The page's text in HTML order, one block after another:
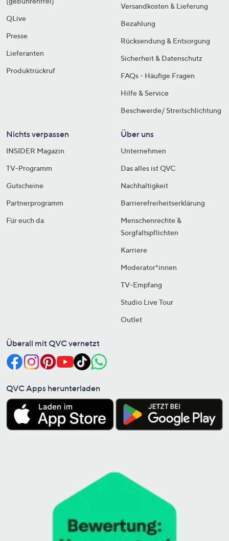
QLive
Presse
Lieferanten
Produktrückruf
Versandkosten & Lieferung
Bezahlung
Rücksendung & Entsorgung
Sicherheit & Datenschutz
FAQs - Häufige Fragen
Hilfe & Service
Beschwerde/ Streitschlichtung
Nichts verpassen
INSIDER Magazin
TV-Programm
Gutscheine
Partnerprogramm
Für euch da
Über uns
Unternehmen
Das alles ist QVC
Nachhaltigkeit
Barrierefreiheitserklärung
Menschenrechte &
Sorgfaltspflichten
Karriere
Moderator*innen
TV-Empfang
Studio Live Tour
Outlet
Überall mit QVC vernetzt
QVC Apps herunterladen